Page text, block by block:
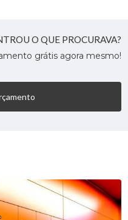
O QUE PROCURAVA?
grátis agora mesmo!